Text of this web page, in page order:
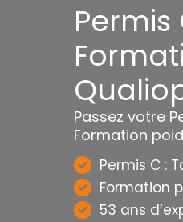
Passez votre
Formation
Permis C :
Formation
53 ans